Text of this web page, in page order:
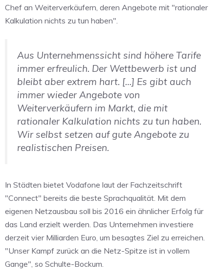
Chef an Weiterverkäufern, deren Angebote mit "rationaler
Kalkulation nichts zu tun haben".
Aus Unternehmenssicht sind höhere Tarife
immer erfreulich. Der Wettbewerb ist und
bleibt aber extrem hart. […] Es gibt auch
immer wieder Angebote von
Weiterverkäufern im Markt, die mit
rationaler Kalkulation nichts zu tun haben.
Wir selbst setzen auf gute Angebote zu
realistischen Preisen.
In Städten bietet Vodafone laut der Fachzeitschrift
"Connect" bereits die beste Sprachqualität. Mit dem
eigenen Netzausbau soll bis 2016 ein ähnlicher Erfolg für
das Land erzielt werden. Das Unternehmen investiere
derzeit vier Milliarden Euro, um besagtes Ziel zu erreichen.
"Unser Kampf zurück an die Netz-Spitze ist in vollem
Gange", so Schulte-Bockum.